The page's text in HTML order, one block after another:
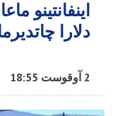
دلارا
2 آوقوست 18:55